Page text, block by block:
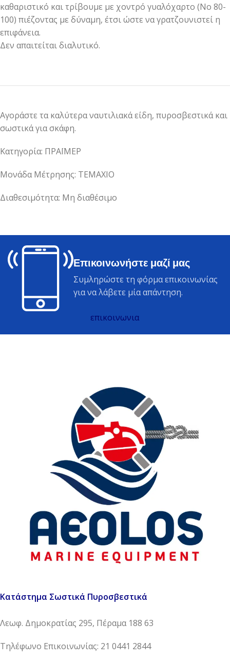
καθαριστικό και τρίβουμε με χοντρό γυαλόχαρτο (Νο 80-
100) πιέζοντας με δύναμη, έτσι ώστε να γρατζουνιστεί η
επιφάνεια.
Δεν απαιτείται διαλυτικό.
Αγοράστε τα καλύτερα ναυτιλιακά είδη, πυροσβεστικά και
σωστικά για σκάφη.
Κατηγορία: ΠΡΑΪΜΕΡ
Μονάδα Μέτρησης: ΤΕΜΑΧΙΟ
Διαθεσιμότητα: Μη διαθέσιμο
Επικοινωνήστε μαζί μας
Συμληρώστε τη φόρμα επικοινωνίας
για να λάβετε μία απάντηση.
επικοινωνια
Κατάστημα Σωστικά Πυροσβεστικά
Λεωφ. Δημοκρατίας 295, Πέραμα 188 63
Τηλέφωνο Επικοινωνίας: 21 0441 2844